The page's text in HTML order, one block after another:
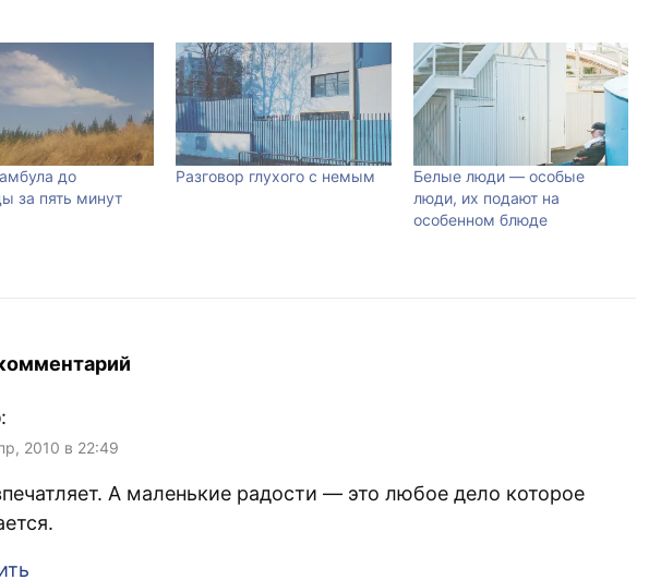
до
за пять минут
Разговор глухого с немым
Белые люди — особые
люди, их подают на
особенном блюде
:
2010 в 22:49
А маленькие радости — это любое дело которое